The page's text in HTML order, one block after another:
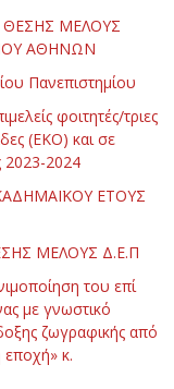
ΜΕΛΟΥΣ
ΑΘΗΝΩΝ
Πανεπιστημίου
φοιτητές/τριες
(ΕΚΟ) και σε
2023-2024
ΕΤΟΥΣ
ΜΕΛΟΥΣ Δ.Ε.Π
του επί
με γνωστικό
ζωγραφικής από
κ.